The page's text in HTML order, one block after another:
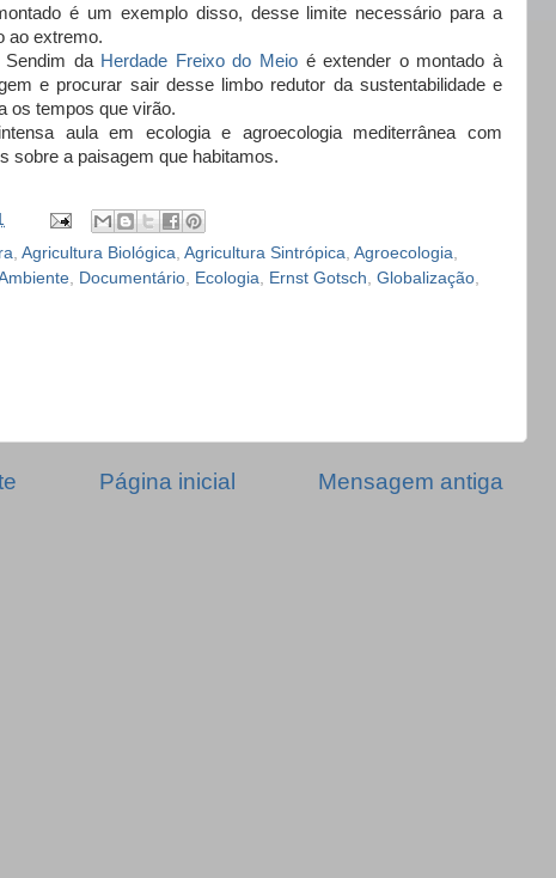
é um exemplo disso, desse limite necessário para a
ao extremo.
Sendim da Herdade Freixo do Meio é extender o montado à
e procurar sair desse limbo redutor da sustentabilidade e
os tempos que virão.
aula em ecologia e agroecologia mediterrânea com
sobre a paisagem que habitamos.
Agricultura Biológica Agricultura Sintrópica Agroecologia
Documentário Ecologia Ernst Gotsch Globalização
Mensagem antiga
Página inicial